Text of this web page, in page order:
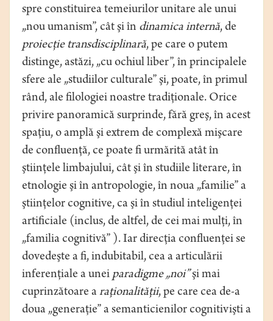
spre constituirea temeiurilor unitare ale unui
„nou umanism”, cât şi în dinamicainternă, de
proiecţie transdisciplinară, pe care o putem
distinge, astăzi, „cu ochiul liber”, în principalele
sfere ale „studiilor culturale” şi, poate, în primul
rând, ale filologiei noastre tradiţionale. Orice
privire panoramică surprinde, fără greş, în acest
spaţiu, o amplă şi extrem de complexă mişcare
de confluenţă, ce poate fi urmărită atât în
ştiinţele limbajului, cât şi în studiile literare, în
etnologie şi în antropologie, în noua „familie” a
ştiinţelor cognitive, ca şi în studiul inteligenţei
artificiale (inclus, de altfel, de cei mai mulţi, în
„familia cognitivă” ). Iar direcţia confluenţei se
dovedeşte a fi, indubitabil, cea a articulării
inferenţiale a unei paradigme „noi”şi mai
cuprinzătoare a raţionalităţii, pe care cea de-a
doua „generaţie” a semanticienilor cognitivişti a